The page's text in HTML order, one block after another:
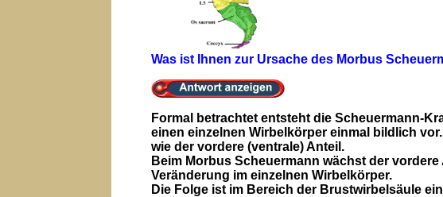
Was ist Ihnen zur Ursache des Morbus
Formal betrachtet entsteht die Scheuermann-
einen einzelnen Wirbelkörper einmal bildlich
wie der vordere (ventrale) Anteil.
Beim Morbus Scheuermann wächst der
Veränderung im einzelnen Wirbelkörper.
Die Folge ist im Bereich der Brustwirbelsäule